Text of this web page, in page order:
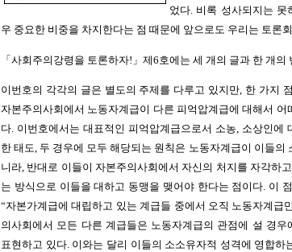
었다. 비록 성사되지는 못
우 중요한 비중을 차지한다는 점 때문에 앞으로도 우리는 토론
「사회주의강령을 토론하자!」제6호에는 세 개의 글과 한 개의
이번호의 각각의 글은 별도의 주제를 다루고 있지만, 한 가지
자본주의사회에서 노동자계급이 다른 피억압계급에 대해서 어
다. 이번호에서는 대표적인 피억압계급으로서 소농, 소상인에
한 태도, 두 경우에 모두 해당되는 원칙은 노동자계급이 이들의
니라, 반대로 이들이 자본주의사회에서 자신의 처지를 자각하
는 방식으로 이들을 대하고 동맹을 맺어야 한다는 점이다. 이
“자본가계급에 대립하고 있는 계급들 중에서 오직 노동자계급
의사회에서 모든 다른 계급들은 노동자계급의 관점에 설 경우
표현하고 있다. 이와는 달리 이들의 소소유자적 성격에 영합하